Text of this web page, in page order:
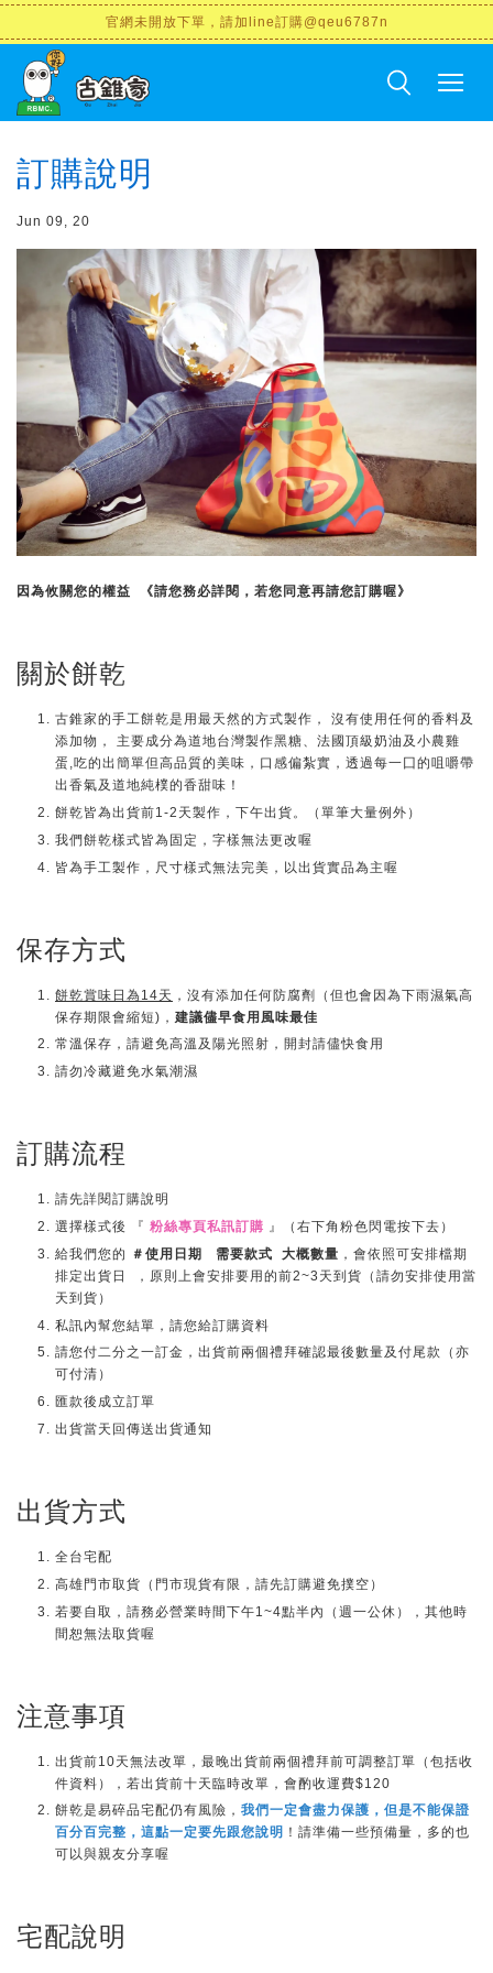
官網未開放下單，請加line訂購@qeu6787n
訂購說明
Jun 09, 20
因為攸關您的權益 《請您務必詳閱，若您同意再請您訂購喔》
關於餅乾
古錐家的手工餅乾是用最天然的方式製作， 沒有使用任何的香料及
添加物， 主要成分為道地台灣製作黑糖、法國頂級奶油及小農雞
蛋,吃的出簡單但高品質的美味，口感偏紮實，透過每一囗的咀嚼帶
出香氣及道地純樸的香甜味！
餅乾皆為出貨前1-2天製作，下午出貨。（單筆大量例外）
我們餅乾樣式皆為固定，字樣無法更改喔
皆為手工製作，尺寸樣式無法完美，以出貨實品為主喔
保存方式
餅乾賞味日為14天 ，沒有添加任何防腐劑（但也會因為下雨濕氣高
保存期限會縮短)， 建議儘早食用風味最佳
常溫保存，請避免高溫及陽光照射，開封請儘快食用
請勿冷藏避免水氣潮濕
訂購流程
請先詳閱訂購說明
選擇樣式後 『 粉絲專頁私訊訂購 』（右下角粉色閃電按下去）
給我們您的 ＃使用日期 需要款式 大概數量 ，會依照可安排檔期
排定出貨日 ，原則上會安排要用的前2~3天到貨（請勿安排使用當
天到貨）
私訊內幫您結單，請您給訂購資料
請您付二分之一訂金，出貨前兩個禮拜確認最後數量及付尾款（亦
可付清）
匯款後成立訂單
出貨當天回傳送出貨通知
出貨方式
全台宅配
高雄門市取貨（門市現貨有限，請先訂購避免撲空）
若要自取，請務必營業時間下午1~4點半內（週一公休），其他時
間恕無法取貨喔
注意事項
出貨前10天無法改單，最晚出貨前兩個禮拜前可調整訂單（包括收
件資料），若出貨前十天臨時改單，會酌收運費$120
餅乾是易碎品宅配仍有風險， 我們一定會盡力保護，但是不能保證
百分百完整，這點一定要先跟您說明 ！請準備一些預備量，多的也
可以與親友分享喔
宅配說明